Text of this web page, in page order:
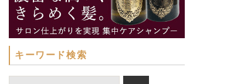
キーワード検索